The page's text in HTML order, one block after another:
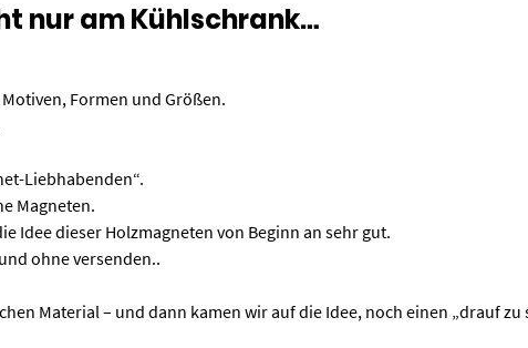
nur am Kühlschrank…
Formen und Größen.
Liebhabenden“.
Magneten.
Idee dieser Holzmagneten von Beginn an sehr gut.
ohne versenden..
Material – und dann kamen wir auf die Idee, noch einen „drauf